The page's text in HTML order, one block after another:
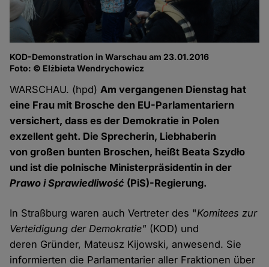
KOD-Demonstration in Warschau am 23.01.2016
Foto: © Elżbieta Wendrychowicz
WARSCHAU. (hpd)Am vergangenen Dienstag hat
eine Frau mit Brosche den EU-Parlamentariern
versichert, dass es der Demokratie in Polen
exzellent geht. Die Sprecherin, Liebhaberin
von großen bunten Broschen, heißt Beata Szydło
und ist die polnische Ministerpräsidentin in der
Prawo i Sprawiedliwość (PiS)-Regierung.
In Straßburg waren auch Vertreter des "Komitees zur
Verteidigung der Demokratie" (KOD) und
deren Gründer, Mateusz Kijowski, anwesend. Sie
informierten die Parlamentarier aller Fraktionen über